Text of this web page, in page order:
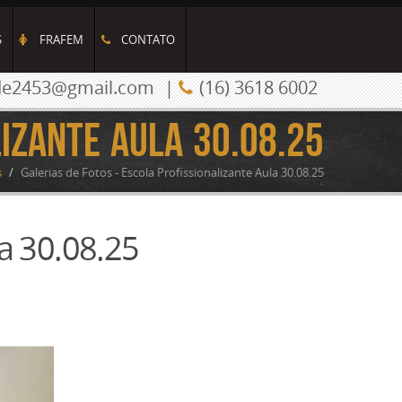
FRAFEM CONTATO
| (16) 3618 6002
Aula 30.08.25
/ Galerias de Fotos - Escola Profissionalizante Aula 30.08.25
30.08.25